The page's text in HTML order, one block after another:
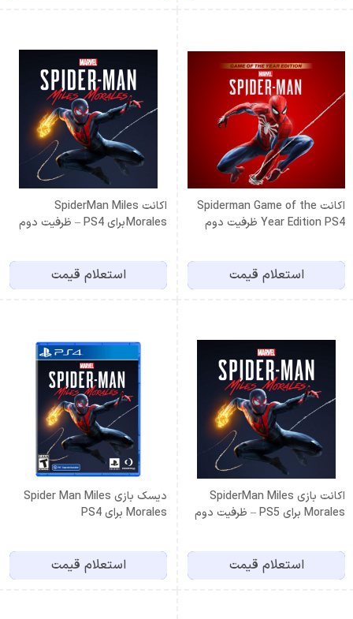
اكانت Spiderman Game of the
Year Edition PS4 ظرفيت دوم
استعلام قیمت
اكانت SpiderMan Miles
Morales برای PS4 – ظرفيت دوم
استعلام قیمت
اكانت بازی SpiderMan Miles
Morales برای PS5 – ظرفيت دوم
استعلام قیمت
دیسک بازی Spider Man Miles
Morales برای PS4
استعلام قیمت